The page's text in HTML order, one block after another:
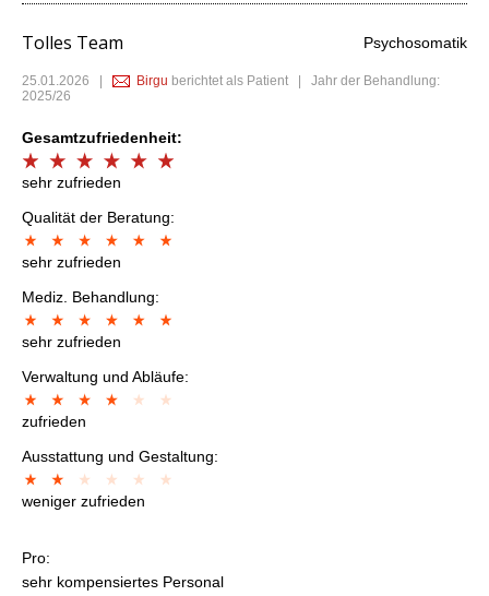
Tolles Team Psychosomatik
25.01.2026 Birgu berichtet als Patient | Jahr der Behandlung:
2025/26
Gesamtzufriedenheit:
sehr zufrieden
Qualität der Beratung:
sehr zufrieden
Mediz. Behandlung:
sehr zufrieden
Verwaltung und Abläufe:
zufrieden
Ausstattung und Gestaltung:
weniger zufrieden
Pro:
sehr kompensiertes Personal